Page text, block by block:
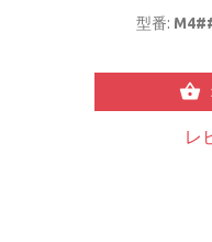
型番:
レ